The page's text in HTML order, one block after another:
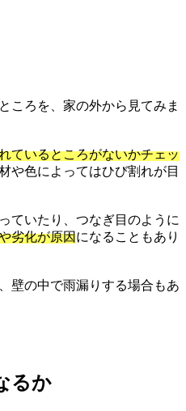
ころを、家の外から見てみま
ているところがないかチェッ
や色によってはひび割れが目
ていたり、つなぎ目のように
劣化が原因になることもあり
壁の中で雨漏りする場合もあ
るか